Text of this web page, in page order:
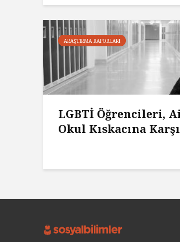
ARAŞTIRMA RAPORLARI
LGBTİ Öğrencileri,
Okul Kıskacına